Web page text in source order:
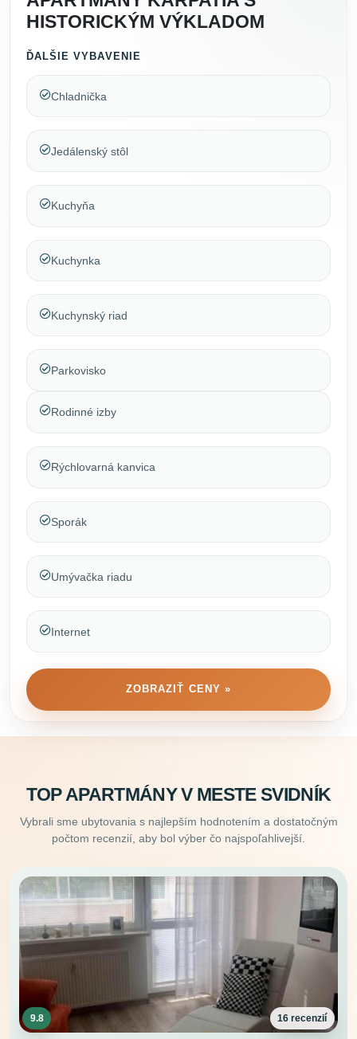
HISTORICKÝM VÝKLADOM
ĎALŠIE VYBAVENIE
Chladnička
Jedálenský stôl
Kuchyňa
Kuchynka
Kuchynský riad
Parkovisko
Rodinné izby
Rýchlovarná kanvica
Sporák
Umývačka riadu
Internet
ZOBRAZIŤ CENY »
TOP APARTMÁNY V MESTE SVIDNÍK
Vybrali sme ubytovania s najlepším hodnotením a dostatočným
počtom recenzií, aby bol výber čo najspoľahlivejší.
9.8 16 recenzií